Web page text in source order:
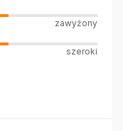
zawyżony
szeroki